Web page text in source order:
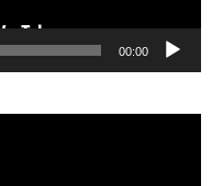
00:00